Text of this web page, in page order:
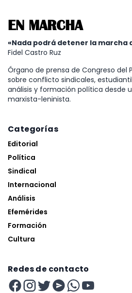
EN MARCHA
«Nada podrá detener la marcha
Fidel Castro Ruz
Órgano de prensa de Congreso del
sobre conflicto sindicales,
análisis y formación política desde
marxista-leninista.
Categorías
Editorial
Política
Sindical
Internacional
Análisis
Efemérides
Formación
Cultura
Redes de contacto